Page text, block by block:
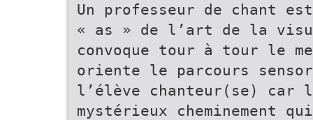
Un professeur de chant
« as » de l’art de la
convoque tour à tour le
oriente le parcours
l’élève chanteur(se)
mystérieux cheminement